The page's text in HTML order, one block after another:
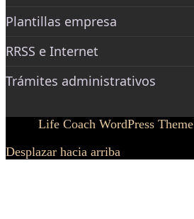
Plantillas empresa
RRSS e Internet
Trámites administrativos
Life Coach WordPress Theme
Desplazar hacia arriba